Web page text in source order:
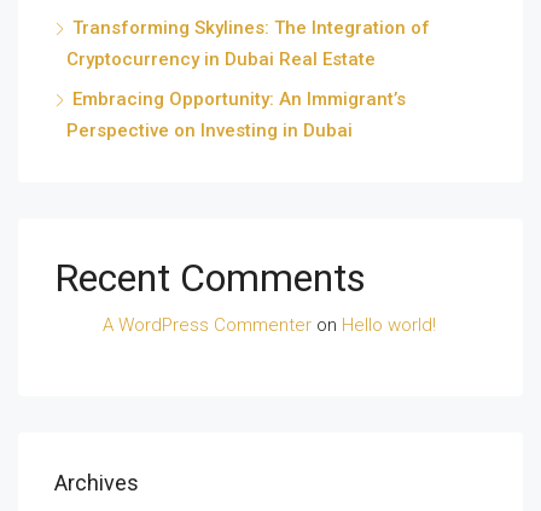
Transforming Skylines: The Integration of
Cryptocurrency in Dubai Real Estate
Embracing Opportunity: An Immigrant’s
Perspective on Investing in Dubai
Recent Comments
A WordPress Commenter on Hello world!
Archives